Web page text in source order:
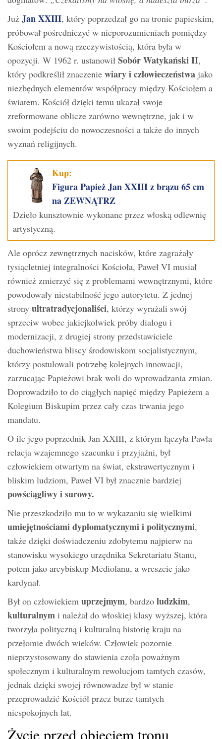
Już Jan XXIII, który poprzedzał go na tronie papieskim,
próbował pośredniczyć w nieporozumieniach pomiędzy
Kościołem a nową rzeczywistością, która była w
opozycji. W 1962 r. ustanowił Sobór Watykański II,
który podkreślił znaczenie wiary i człowieczeństwa jako
niezbędnych elementów współpracy między Kościołem a
światem. Kościół dzięki temu ukazał swoje
zreformowane oblicze zarówno wewnętrzne, jak i w
swoim podejściu do nowoczesności a także do innych
wyznań religijnych.
Kup:
Figura Papież Jan XXIII z brązu 65 cm
na ZEWNĄTRZ
Dzieło kunsztownie wykonane przez włoską odlewnię
artystyczną.
Ale oprócz zewnętrznych nacisków, które zagrażały
tysiącletniej integralności Kościoła, Paweł VI musiał
również zmierzyć się z problemami wewnętrznymi, które
powodowały niestabilność jego autorytetu. Z jednej
strony ultratradycjonaliści, którzy wyrażali swój
sprzeciw wobec jakiejkolwiek próby dialogu i
modernizacji, z drugiej strony przedstawiciele
duchowieństwa bliscy środowiskom socjalistycznym,
którzy postulowali potrzebę kolejnych innowacji,
zarzucając Papieżowi brak woli do wprowadzania zmian.
Doprowadziło to do ciągłych napięć między Papieżem a
Kolegium Biskupim przez cały czas trwania jego
mandatu.
O ile jego poprzednik Jan XXIII, z którym łączyła Pawła
relacja wzajemnego szacunku i przyjaźni, był
człowiekiem otwartym na świat, ekstrawertycznym i
bliskim ludziom, Paweł VI był znacznie bardziej
powściągliwy i surowy.
Nie przeszkodziło mu to w wykazaniu się wielkimi
umiejętnościami dyplomatycznymi i politycznymi,
także dzięki doświadczeniu zdobytemu najpierw na
stanowisku wysokiego urzędnika Sekretariatu Stanu,
potem jako arcybiskup Mediolanu, a wreszcie jako
kardynał.
Był on człowiekiem uprzejmym, bardzo ludzkim,
kulturalnym i należał do włoskiej klasy wyższej, która
tworzyła polityczną i kulturalną historię kraju na
przełomie dwóch wieków. Człowiek pozornie
nieprzystosowany do stawienia czoła poważnym
społecznym i kulturalnym rewolucjom tamtych czasów,
jednak dzięki swojej równowadze był w stanie
przeprowadzić Kościół przez burze tamtych
niespokojnych lat.
Życie przed objęciem tronu